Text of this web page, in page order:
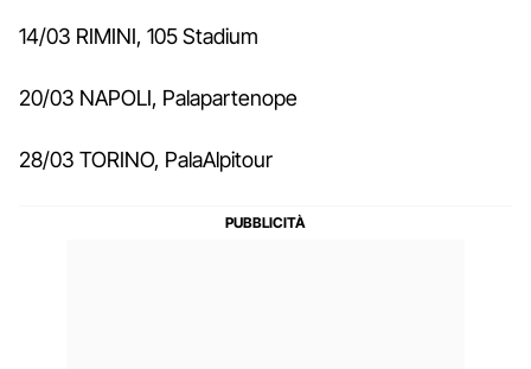
14/03 RIMINI, 105 Stadium
20/03 NAPOLI, Palapartenope
28/03 TORINO, PalaAlpitour